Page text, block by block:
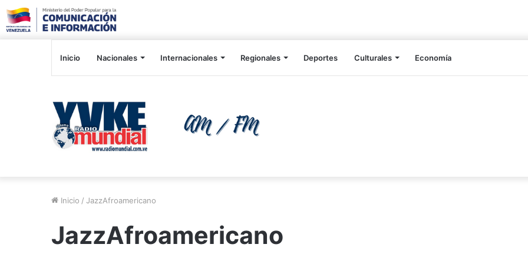
Inicio Nacionales Internacionales Regionales Deportes Culturales Economía
Inicio / JazzAfroamericano
JazzAfroamericano